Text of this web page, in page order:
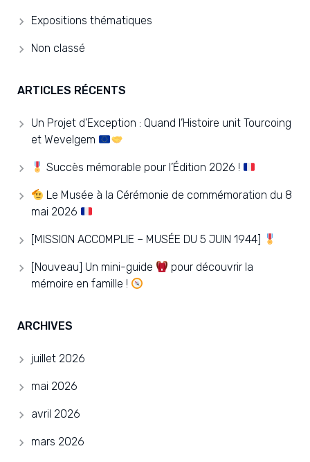
Expositions thématiques
Non classé
ARTICLES RÉCENTS
Un Projet d’Exception : Quand l’Histoire unit Tourcoing
et Wevelgem
Succès mémorable pour l’Édition 2026 !
Le Musée à la Cérémonie de commémoration du 8
mai 2026
[MISSION ACCOMPLIE – MUSÉE DU 5 JUIN 1944]
[Nouveau] Un mini-guide
pour découvrir la
mémoire en famille !
ARCHIVES
juillet 2026
mai 2026
avril 2026
mars 2026